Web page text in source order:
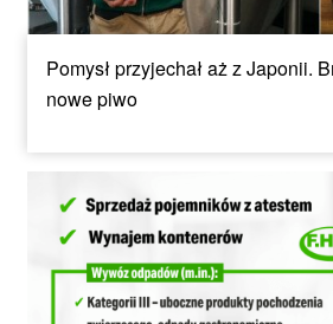
Pomysł przyjechał aż z Japonii.
nowe piwo